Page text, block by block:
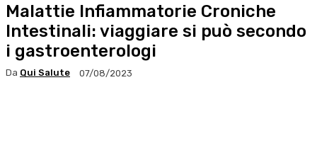
Malattie Infiammatorie Croniche
Intestinali: viaggiare si può secondo
i gastroenterologi
Da Qui Salute 07/08/2023